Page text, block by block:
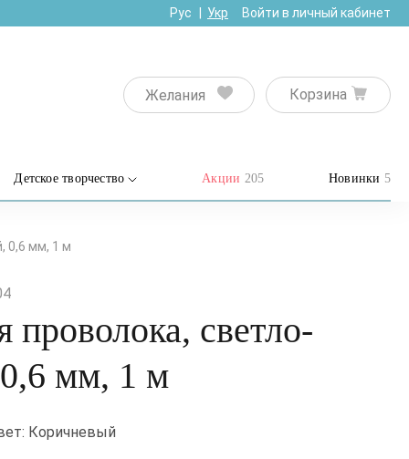
Рус Укр Войти в личный кабинет
Желания Корзина
Детское творчество Акции 205 Новинки 5
0,6 мм, 1 м
светло-
мм, 1 м
Коричневый